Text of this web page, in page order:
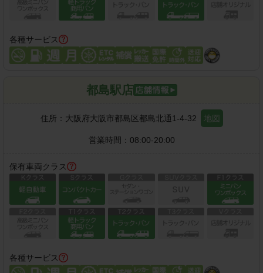
各種サービス
都島駅店
住所： 大阪府大阪市都島区都島北通1-4-32 地図
営業時間： 08:00-20:00
保有車両クラス
各種サービス